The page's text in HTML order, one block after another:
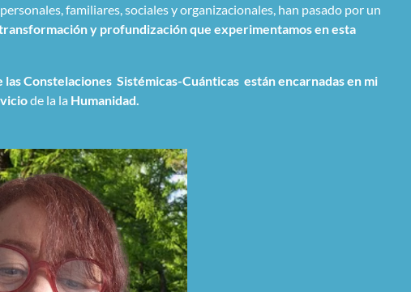
familiares, sociales y organizacionales, han pasado por un
y profundización que experimentamos en esta
las Constelaciones Sistémicas-Cuánticas están encarnadas en mi
de la la Humanidad.